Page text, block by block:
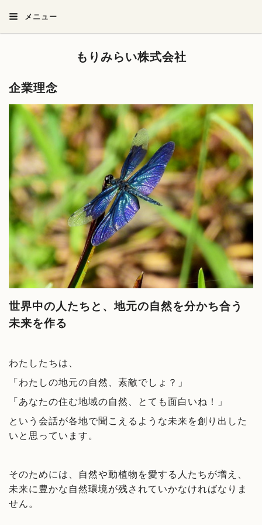
メニュー
もりみらい株式会社
企業理念
世界中の人たちと、地元の自然を分かち合う
未来を作る
わたしたちは、
「わたしの地元の自然、素敵でしょ？」
「あなたの住む地域の自然、とても面白いね！」
という会話が各地で聞こえるような未来を創り出した
いと思っています。
そのためには、自然や動植物を愛する人たちが増え、
未来に豊かな自然環境が残されていかなければなりま
せん。